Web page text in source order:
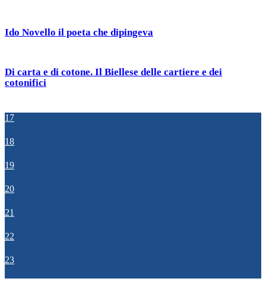
Ido Novello il poeta che dipingeva
Di carta e di cotone. Il Biellese delle cartiere e dei
cotonifici
17
18
19
20
21
22
23